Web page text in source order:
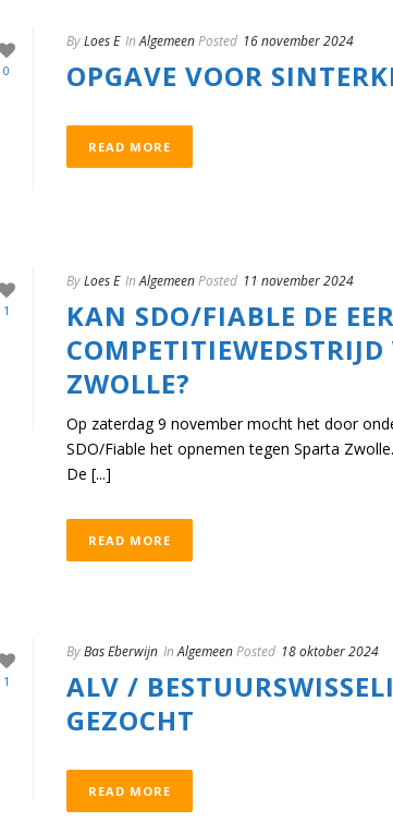
0
ByLoes E InAlgemeenPosted 16 november 2024
OPGAVE VOOR
READ MORE
1
ByLoes E InAlgemeenPosted 11 november 2024
KAN SDO/FIABLE DE
ZWOLLE?
Op zaterdag 9 november mocht het door
SDO/Fiable het opnemen tegen Sparta
De [...]
READ MORE
1
ByBas Eberwijn InAlgemeenPosted 18 oktober 2024
ALV /
GEZOCHT
READ MORE